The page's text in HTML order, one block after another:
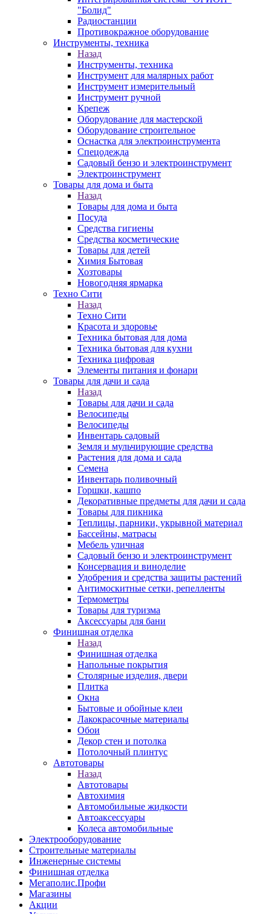
"Болид"
Радиостанции
Противокражное оборудование
Инструменты, техника
Назад
Инструменты, техника
Инструмент для малярных работ
Инструмент измерительный
Инструмент ручной
Крепеж
Оборудование для мастерской
Оборудование строительное
Оснастка для электроинструмента
Спецодежда
Садовый бензо и электроинструмент
Электроинструмент
Товары для дома и быта
Назад
Товары для дома и быта
Посуда
Средства гигиены
Средства косметические
Товары для детей
Химия Бытовая
Хозтовары
Новогодняя ярмарка
Техно Сити
Назад
Техно Сити
Красота и здоровье
Техника бытовая для дома
Техника бытовая для кухни
Техника цифровая
Элементы питания и фонари
Товары для дачи и сада
Назад
Товары для дачи и сада
Велосипеды
Велосипеды
Инвентарь садовый
Земля и мульчирующие средства
Растения для дома и сада
Семена
Инвентарь поливочный
Горшки, кашпо
Декоративные предметы для дачи и сада
Товары для пикника
Теплицы, парники, укрывной материал
Бассейны, матрасы
Мебель уличная
Садовый бензо и электроинструмент
Консервация и виноделие
Удобрения и средства защиты растений
Антимоскитные сетки, репелленты
Термометры
Товары для туризма
Аксессуары для бани
Финишная отделка
Назад
Финишная отделка
Напольные покрытия
Столярные изделия, двери
Плитка
Окна
Бытовые и обойные клеи
Лакокрасочные материалы
Обои
Декор стен и потолка
Потолочный плинтус
Автотовары
Назад
Автотовары
Автохимия
Автомобильные жидкости
Автоаксессуары
Колеса автомобильные
Электрооборудование
Строительные материалы
Инженерные системы
Финишная отделка
Мегаполис.Профи
Магазины
Акции